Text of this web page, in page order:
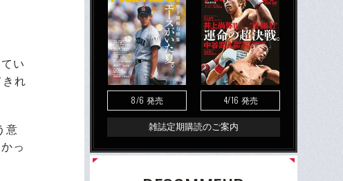
い
れ
意
っ
8/6 発売 4/16 発売
雑誌定期購読のご案内